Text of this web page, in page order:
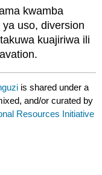
kwamba
uso, diversion
kuajiriwa ili
is shared under a
and/or curated by
Resources Initiative